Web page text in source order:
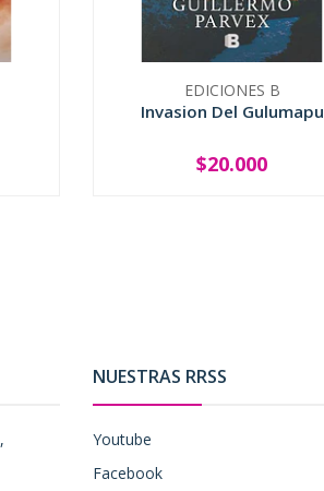
EDICIONES B
Invasion Del Gulumapu
+
$20.000
NUESTRAS RRSS
Youtube
Facebook